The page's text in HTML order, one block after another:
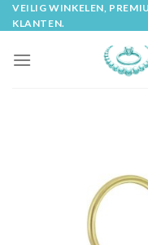
Skip
to
VEILIG WINKELEN,
KLANTEN.